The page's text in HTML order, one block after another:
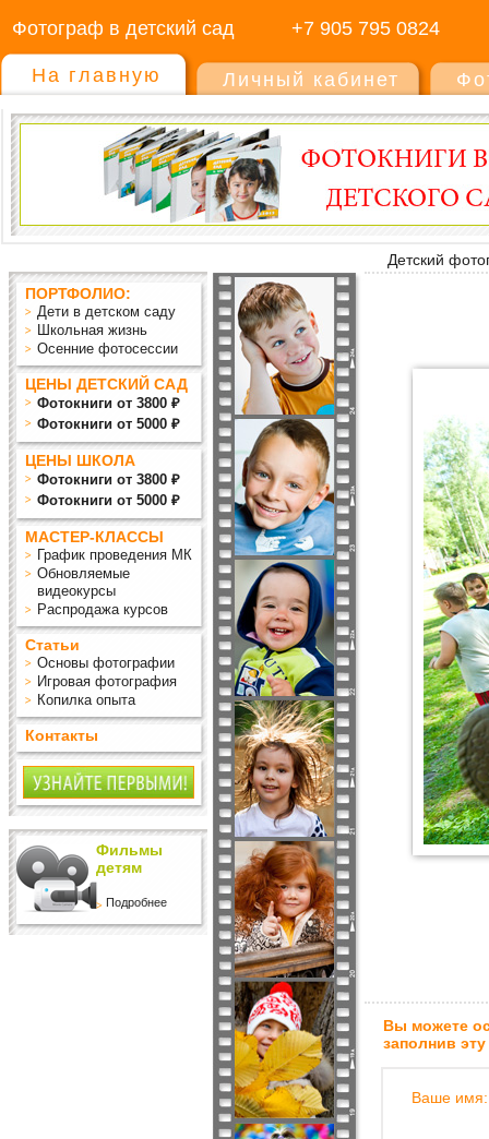
Фотограф в детский сад +7 905 795 0824
На главную Личный кабинет
Детский
ПОРТФОЛИО:
Дети в детском саду
Школьная жизнь
Осенние фотосессии
ЦЕНЫ ДЕТСКИЙ САД
Фотокниги от 3800 ₽
Фотокниги от 5000 ₽
ЦЕНЫ ШКОЛА
Фотокниги от 3800 ₽
Фотокниги от 5000 ₽
МАСТЕР-КЛАССЫ
График проведения МК
Обновляемые
видеокурсы
Распродажа курсов
Статьи
Основы фотографии
Игровая фотография
Копилка опыта
Контакты
Фильмы
детям
Подробнее
Вы можете
заполнив
Ваше имя: